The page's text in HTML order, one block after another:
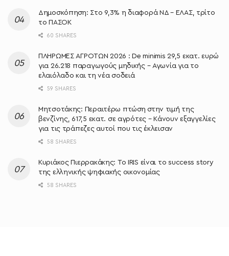
Δημοσκόπηση: Στο 9,3% η διαφορά ΝΔ – ΕΛΑΣ, τρίτο
το ΠΑΣΟΚ
60 SHARES
ΠΛΗΡΩΜΕΣ ΑΓΡΟΤΩΝ 2026 : De minimis 29,5 εκατ. ευρώ
για 26.218 παραγωγούς μηδικής – Αγωνία για το
ελαιόλαδο και τη νέα σοδειά
59 SHARES
Μητσοτάκης: Περαιτέρω πτώση στην τιμή της
βενζίνης, 617,5 εκατ. σε αγρότες – Κάνουν εξαγγελίες
για τις τράπεζες αυτοί που τις έκλεισαν
58 SHARES
Κυριάκος Πιερρακάκης: Το IRIS είναι το success story
της ελληνικής ψηφιακής οικονομίας
58 SHARES